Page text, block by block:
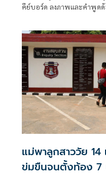
คีย์บอร์ด ลงภาพและคำพูด
แม่พาลูกสาววัย
ข่มขืนจนตั้งท้อง 7